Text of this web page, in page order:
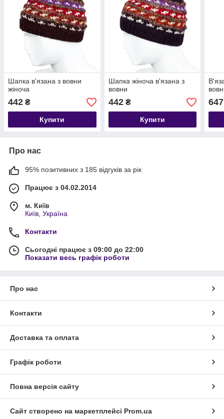
Шапка в'язана з вовни
жіноча
442 ₴
Купити
Шапка жіноча в'язана з
вовни
442₴
Купити
647
Про нас
95% позитивних з 185 відгуків за рік
Працює з 04.02.2014
м. Київ
Київ, Україна
Контакти
Сьогодні працює з 09:00 до 22:00
Показати весь графік роботи
Про нас
Контакти
Доставка та оплата
Графік роботи
Повна версія сайту
Сайт створено на маркетплейсі Prom.ua